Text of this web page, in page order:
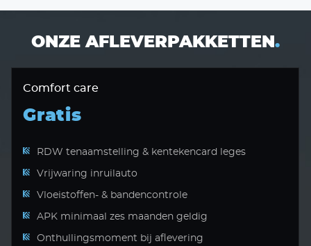
ONZE AFLEVERPAKKETTEN .
Comfort care
Gratis
RDW tenaamstelling & kentekencard leges
Vrijwaring inruilauto
Vloeistoffen- & bandencontrole
APK minimaal zes maanden geldig
Onthullingsmoment bij aflevering